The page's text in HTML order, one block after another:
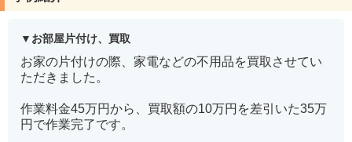
お部屋片付け、買取
お家の片付けの際、家電などの不用品を買取させてい
ただきました。
作業料金45万円から、買取額の10万円を差引いた35万
円で作業完了です。